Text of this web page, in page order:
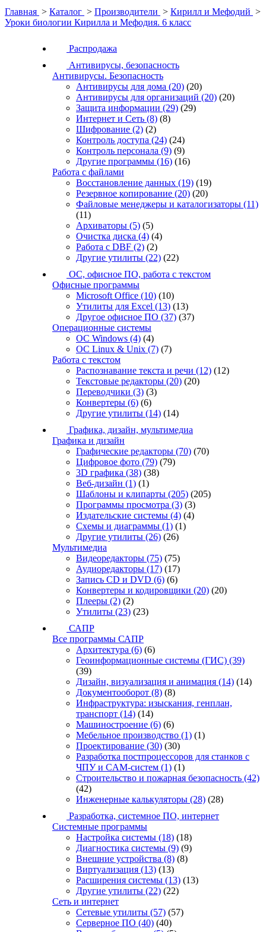
Главная > Каталог > Производители > Кирилл и Мефодий >
Уроки биологии Кирилла и Мефодия. 6 класс
Распродажа
Антивирусы, безопасность
Антивирусы. Безопасность
Антивирусы для дома (20) (20)
Антивирусы для организаций (20) (20)
Защита информации (29) (29)
Интернет и Сеть (8) (8)
Шифрование (2) (2)
Контроль доступа (24) (24)
Контроль персонала (9) (9)
Другие программы (16) (16)
Работа с файлами
Восстановление данных (19) (19)
Резервное копирование (20) (20)
Файловые менеджеры и каталогизаторы (11)
(11)
Архиваторы (5) (5)
Очистка диска (4) (4)
Работа с DBF (2) (2)
Другие утилиты (22) (22)
ОС, офисное ПО, работа с текстом
Офисные программы
Microsoft Office (10) (10)
Утилиты для Excel (13) (13)
Другое офисное ПО (37) (37)
Операционные системы
ОС Windows (4) (4)
ОС Linux & Unix (7) (7)
Работа с текстом
Распознавание текста и речи (12) (12)
Текстовые редакторы (20) (20)
Переводчики (3) (3)
Конвертеры (6) (6)
Другие утилиты (14) (14)
Графика, дизайн, мультимедиа
Графика и дизайн
Графические редакторы (70) (70)
Цифровое фото (79) (79)
3D графика (38) (38)
Веб-дизайн (1) (1)
Шаблоны и клипарты (205) (205)
Программы просмотра (3) (3)
Издательские системы (4) (4)
Схемы и диаграммы (1) (1)
Другие утилиты (26) (26)
Мультимедиа
Видеоредакторы (75) (75)
Аудиоредакторы (17) (17)
Запись CD и DVD (6) (6)
Конвертеры и кодировщики (20) (20)
Плееры (2) (2)
Утилиты (23) (23)
САПР
Все программы САПР
Архитектура (6) (6)
Геоинформационные системы (ГИС) (39)
(39)
Дизайн, визуализация и анимация (14) (14)
Документооборот (8) (8)
Инфраструктура: изыскания, генплан,
транспорт (14) (14)
Машиностроение (6) (6)
Мебельное производство (1) (1)
Проектирование (30) (30)
Разработка постпроцессоров для станков с
ЧПУ и CAM-систем (1) (1)
Строительство и пожарная безопасность (42)
(42)
Инженерные калькуляторы (28) (28)
Разработка, системное ПО, интернет
Системные программы
Настройка системы (18) (18)
Диагностика системы (9) (9)
Внешние устройства (8) (8)
Виртуализация (13) (13)
Расширения системы (13) (13)
Другие утилиты (22) (22)
Сеть и интернет
Сетевые утилиты (57) (57)
Серверное ПО (40) (40)